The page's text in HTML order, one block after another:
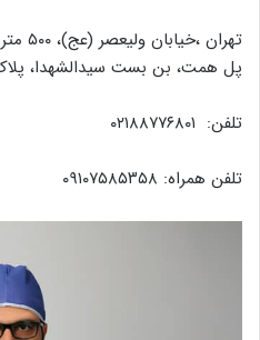
پل همت، بن بست سیدالشهدا، پلاک ۸،
تلفن: ۰۲۱۸۸۷۷۶۸۰۱
تلفن همراه: ۰۹۱۰۷۵۸۵۳۵۸